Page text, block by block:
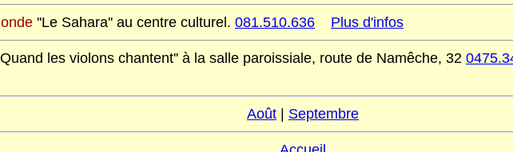
''Le Sahara'' au centre culturel. 081.510.636 Plus d'infos
les violons chantent'' à la salle paroissiale, route de Namêche, 32
Août Septembre